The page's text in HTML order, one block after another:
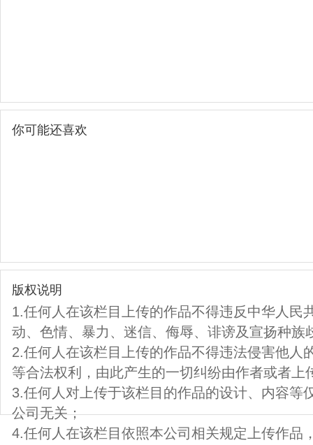
你可能还喜欢
版权说明
1.任何人在该栏目上传的作品不得违反中华人民
动、色情、暴力、迷信、侮辱、诽谤及宣扬种族
2.任何人在该栏目上传的作品不得违法侵害他人
等合法权利，由此产生的一切纠纷由作者或者上
3.任何人对上传于该栏目的作品的设计、内容等
公司无关；
4.任何人在该栏目依照本公司相关规定上传作品